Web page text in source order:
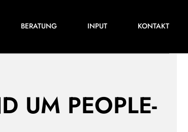
BERATUNG INPUT KONTAKT
UM PEOPLE-